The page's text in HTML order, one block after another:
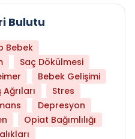
Bulutu
Bebek
Saç Dökülmesi
Bebek Gelişimi
Ağrıları
Stres
Depresyon
Opiat Bağımlılığı